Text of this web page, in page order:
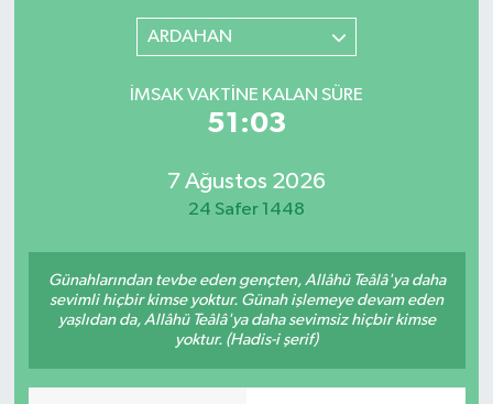
ARDAHAN
İMSAK VAKTINE KALAN SÜRE
51:03
7 Ağustos 2026
24 Safer 1448
Günahlarından tevbe eden gençten, Allâhü Teâlâ'ya daha
sevimli hiçbir kimse yoktur. Günah işlemeye devam eden
yaşlıdan da, Allâhü Teâlâ'ya daha sevimsiz hiçbir kimse
yoktur. (Hadis-i şerif)
Tüm Manşetler
Son Dakika Haberleri